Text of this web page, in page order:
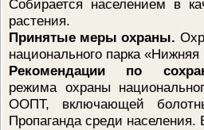
Собирается населением в
растения.
Принятые меры охраны.
национального парка
Рекомендации по
режима охраны
ООПТ, включающей
Пропаганда среди населения.